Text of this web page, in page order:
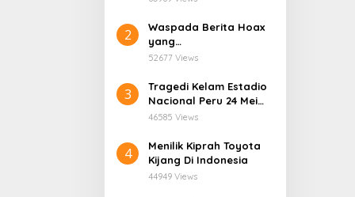
2
Waspada Berita Hoax
yang
Mengatasnamakan
Provinsi Papua Tengah.
52677 Views
3
Tragedi Kelam Estadio
Nacional Peru 24 Mei
1964
46585 Views
4
Menilik Kiprah Toyota
Kijang Di Indonesia
44949 Views